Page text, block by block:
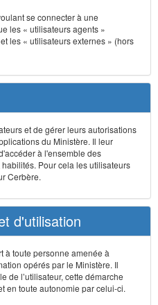
se connecter à une
les « utilisateurs agents »
les « utilisateurs externes » (hors
et de gérer leurs autorisations
du Ministère. Il leur
à l'ensemble des
Pour cela les utilisateurs
Cerbère.
d'utilisation
à toute personne amenée à
opérés par le Ministère. Il
de l’utilisateur, cette démarche
en toute autonomie par celui-ci.